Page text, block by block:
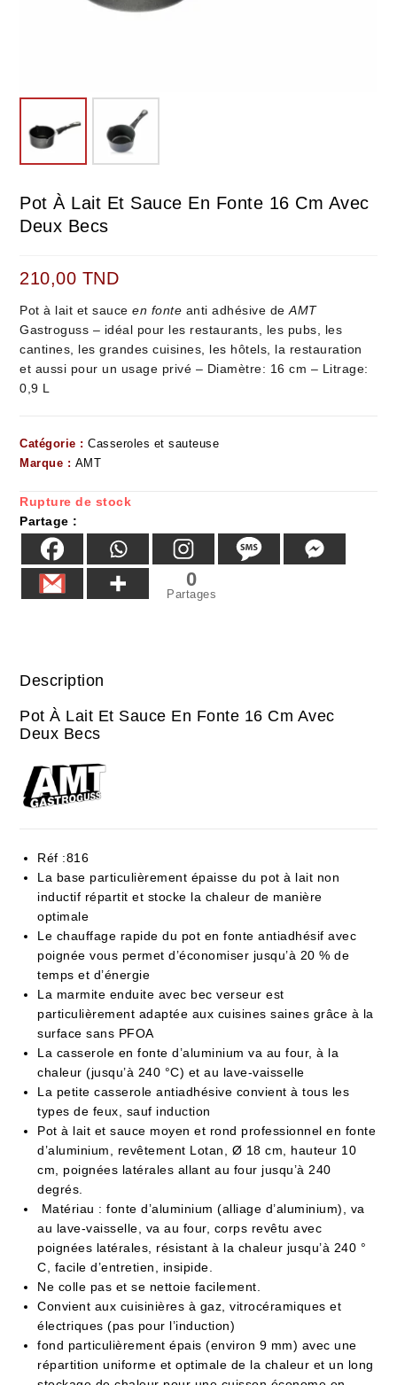
Pot À Lait Et Sauce En Fonte 16 Cm Avec
Deux Becs
210,00 TND
Pot à lait et sauceen fonte anti adhésive deAMT
Gastroguss – idéal pour les restaurants, les pubs, les
cantines, les grandes cuisines, les hôtels, la restauration
et aussi pour un usage privé – Diamètre: 16 cm – Litrage:
0,9 L
Catégorie :Casseroles et sauteuse
Marque : AMT
Rupture de stock
Partage :
0
Partages
Description
Pot À Lait Et Sauce En Fonte 16 Cm Avec
Deux Becs
Réf :816
La base particulièrement épaisse du pot à lait non
inductif répartit et stocke la chaleur de manière
optimale
Le chauffage rapide du pot en fonte antiadhésif avec
poignée vous permet d’économiser jusqu’à 20 % de
temps et d’énergie
La marmite enduite avec bec verseur est
particulièrement adaptée aux cuisines saines grâce à la
surface sans PFOA
La casserole en fonte d’aluminium va au four, à la
chaleur (jusqu’à 240 °C) et au lave-vaisselle
La petite casserole antiadhésive convient à tous les
types de feux, sauf induction
Pot à lait et sauce moyen et rond professionnel en fonte
d’aluminium, revêtement Lotan, Ø 18 cm, hauteur 10
cm, poignées latérales allant au four jusqu’à 240
degrés.
Matériau : fonte d’aluminium (alliage d’aluminium), va
au lave-vaisselle, va au four, corps revêtu avec
poignées latérales, résistant à la chaleur jusqu’à 240 °
C, facile d’entretien, insipide.
Ne colle pas et se nettoie facilement.
Convient aux cuisinières à gaz, vitrocéramiques et
électriques (pas pour l’induction)
fond particulièrement épais (environ 9 mm) avec une
répartition uniforme et optimale de la chaleur et un long